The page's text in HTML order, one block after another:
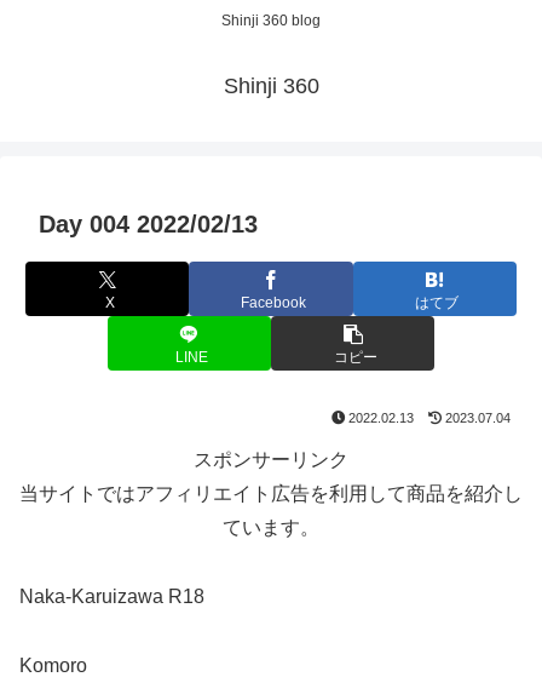
Shinji 360 blog
Shinji 360
Day 004 2022/02/13
X Facebook はてブ
LINE コピー
2022.02.13 2023.07.04
スポンサーリンク
当サイトではアフィリエイト広告を利用して商品を紹介し
ています。
Naka-Karuizawa R18
Komoro